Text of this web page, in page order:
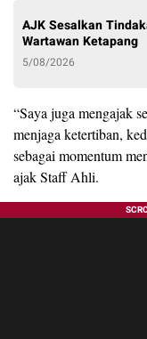
AJK Sesalkan
Wartawan Ketapang
5/08/2026
“Saya juga mengajak
menjaga ketertiban,
sebagai momentum
ajak Staff Ahli.